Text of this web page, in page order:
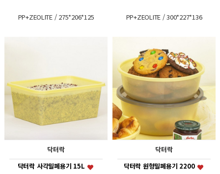
PP+ZEOLITE / 275*206*125 PP+ZEOLITE / 300*227*136
닥터락
닥터락 사각밀폐용기 15L
닥터락
닥터락 원형밀폐용기 2200